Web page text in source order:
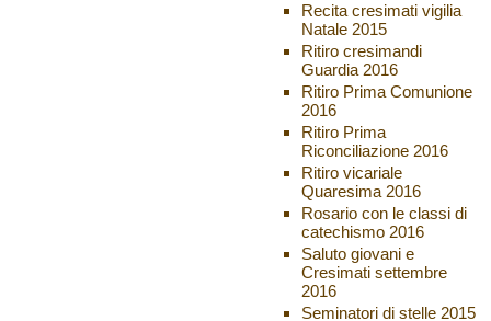
Recita cresimati vigilia
Natale 2015
Ritiro cresimandi
Guardia 2016
Ritiro Prima Comunione
2016
Ritiro Prima
Riconciliazione 2016
Ritiro vicariale
Quaresima 2016
Rosario con le classi di
catechismo 2016
Saluto giovani e
Cresimati settembre
2016
Seminatori di stelle 2015